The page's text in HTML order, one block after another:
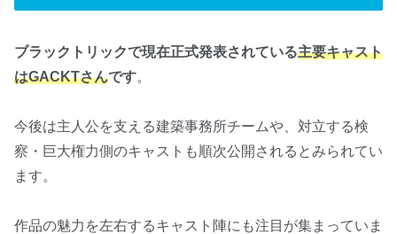
ブラックトリックで現在正式発表されている主要キャスト
はGACKTさんです。
今後は主人公を支える建築事務所チームや、対立する検
察・巨大権力側のキャストも順次公開されるとみられてい
ます。
作品の魅力を左右するキャスト陣にも注目が集まっていま